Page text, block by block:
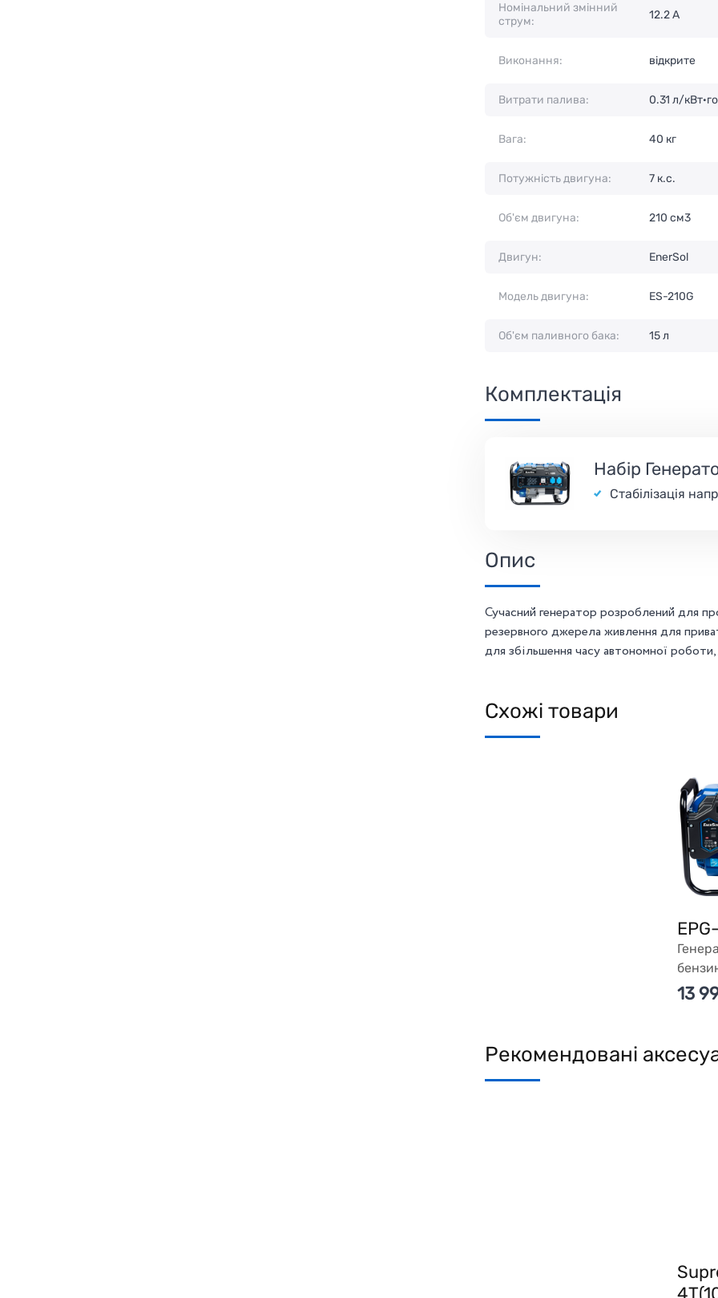
Номінальний змінний
струм:
12.2 А
Виконання: відкрите
Витрати палива: 0.31 л/
Вага: 40 кг
Потужність двигуна: 7 к.с.
Об'єм двигуна: 210 см3
Двигун: EnerSol
Модель двигуна: ES-210G
Об'єм паливного бака: 15 л
Комплектація
Набір
Стабілізація
Опис
Сучасний генератор розроблений для
резервного джерела живлення для
для збільшення часу автономної
Схожі товари
13
Рекомендовані